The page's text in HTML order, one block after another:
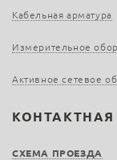
Кабельная арматура
Измерительное
Активное сетевое
СХЕМА ПРОЕЗДА